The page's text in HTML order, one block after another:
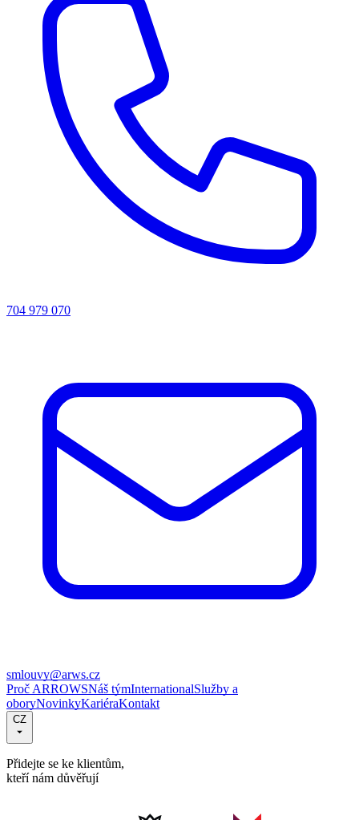
704 979 070
smlouvy@arws.cz
Proč ARROWSNáš týmInternationalSlužby a
oboryNovinkyKariéraKontakt
CZ
Přidejte se ke klientům,
kteří nám důvěřují